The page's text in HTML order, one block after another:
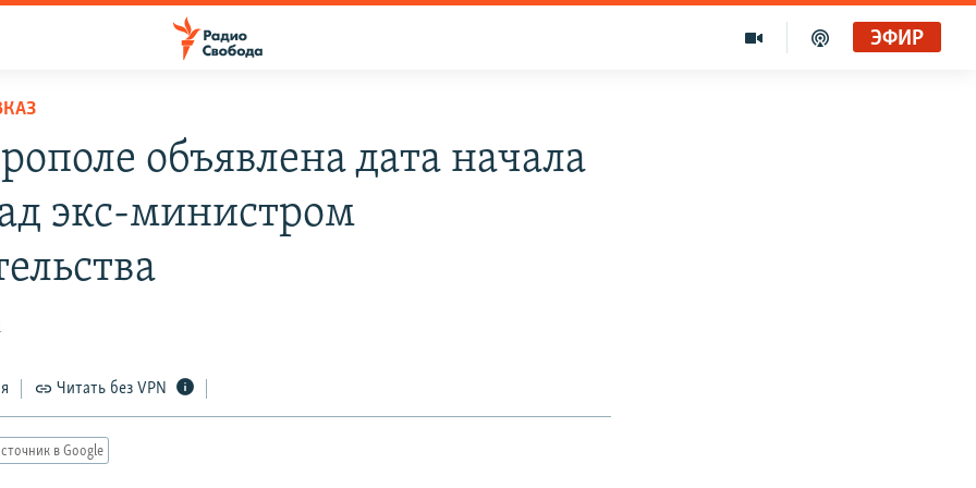
ЭФИР
объявлена дата начала
экс-министром
Читать без VPN
в Google